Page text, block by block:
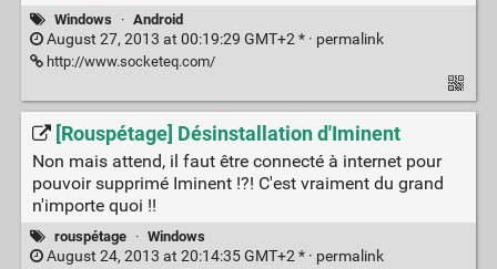
Windows · Android
August 27, 2013 at 00:19:29 GMT+2 * · permalink
http://www.socketeq.com/
[Rouspétage] Désinstallation d'Iminent
Non mais attend, il faut être connecté à internet pour
pouvoir supprimé Iminent !?! C'est vraiment du grand
n'importe quoi !!
rouspétage · Windows
August 24, 2013 at 20:14:35 GMT+2 * · permalink